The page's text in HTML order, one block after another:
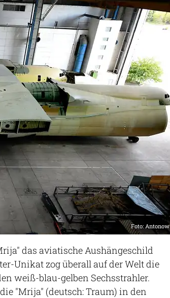
Foto: Antonow
das aviatische Aushängeschild
Unikat zog überall auf der Welt die
weiß-blau-gelben Sechsstrahler.
"Mrija" (deutsch: Traum) in den